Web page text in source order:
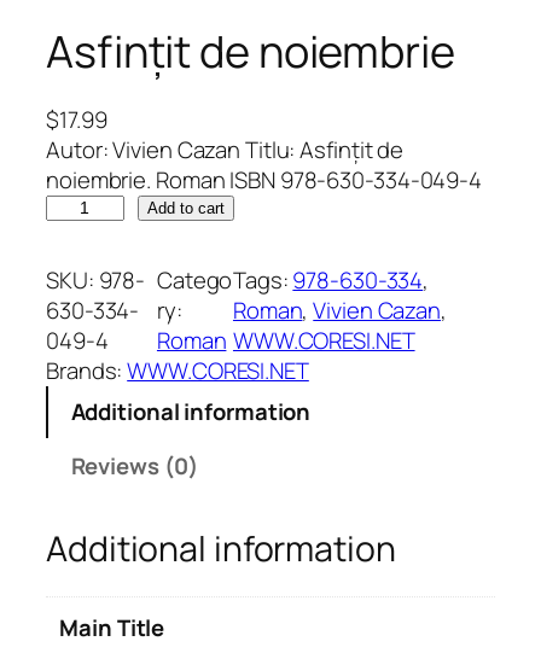
Asfințit de noiembrie
$17.99
Autor: Vivien Cazan Titlu: Asfințit de
noiembrie. Roman ISBN 978-630-334-049-4
f
i
n
ț
i
o
i
e
m
Add to cart
SKU: 978-
630-334-
049-4
Catego
ry:
Roman
Tags:978-630-334
Roman, Vivien Cazan
WWW.CORESI.NET
Brands:WWW.CORESI.NET
Additional information
Reviews (0)
Additional information
Main Title